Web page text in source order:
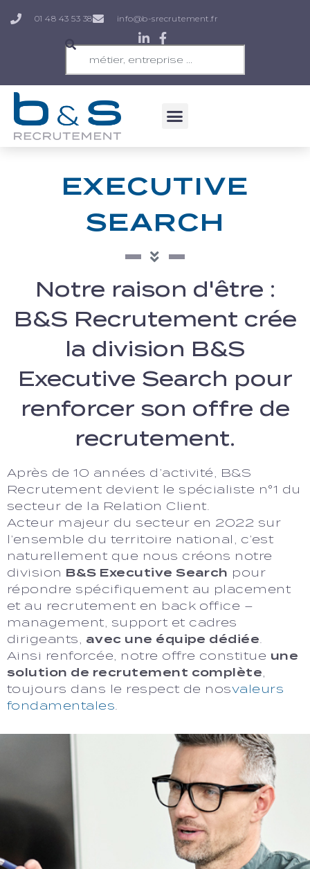
01 48 43 53 38 info@b-srecrutement.fr
EXECUTIVE
SEARCH
Notre raison d'être :
B&S Recrutement crée
la division B&S
Executive Search pour
renforcer son offre de
recrutement.
Après de 10 années d’activité, B&S
Recrutement devient le spécialiste n°1 du
secteur de la Relation Client.
Acteur majeur du secteur en 2022 sur
l’ensemble du territoire national, c’est
naturellement que nous créons notre
division B&S Executive Search pour
répondre spécifiquement au placement
et au recrutement en back office –
management, support et cadres
dirigeants, avec une équipe dédiée.
Ainsi renforcée, notre offre constitue une
solution de recrutement complète,
toujours dans le respect de nosvaleurs
fondamentales.